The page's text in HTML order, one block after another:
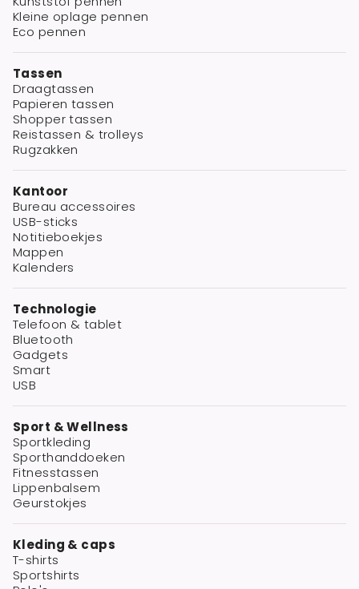
Kleine oplage pennen
Eco pennen
Tassen
Draagtassen
Papieren tassen
Shopper tassen
Reistassen & trolleys
Rugzakken
Kantoor
Bureau accessoires
USB-sticks
Notitieboekjes
Mappen
Kalenders
Technologie
Telefoon & tablet
Bluetooth
Gadgets
Smart
USB
Sport & Wellness
Sportkleding
Sporthanddoeken
Fitnesstassen
Lippenbalsem
Geurstokjes
Kleding & caps
T-shirts
Sportshirts